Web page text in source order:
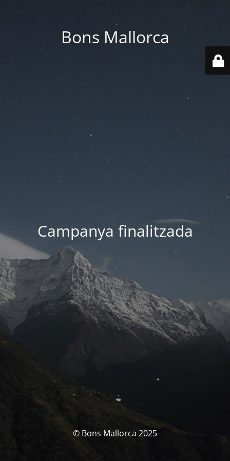
Bons Mallorca
Campanya finalitzada
© Bons Mallorca 2025